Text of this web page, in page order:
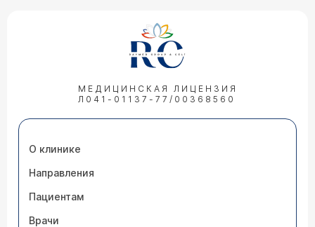
МЕДИЦИНСКАЯ ЛИЦЕНЗИЯ
Л041-01137-77/00368560
О клинике
Направления
Пациентам
Врачи